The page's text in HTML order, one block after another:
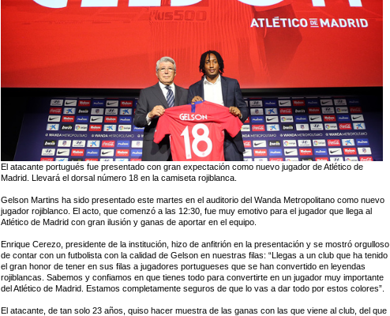
El atacante portugués fue presentado con gran expectación como nuevo jugador de Atlético de
Madrid. Llevará el dorsal número 18 en la camiseta rojiblanca.
Gelson Martins ha sido presentado este martes en el auditorio del Wanda Metropolitano como nuevo
jugador rojiblanco. El acto, que comenzó a las 12:30, fue muy emotivo para el jugador que llega al
Atlético de Madrid con gran ilusión y ganas de aportar en el equipo.
Enrique Cerezo, presidente de la institución, hizo de anfitrión en la presentación y se mostró orgulloso
de contar con un futbolista con la calidad de Gelson en nuestras filas: “Llegas a un club que ha tenido
el gran honor de tener en sus filas a jugadores portugueses que se han convertido en leyendas
rojiblancas. Sabemos y confiamos en que tienes todo para convertirte en un jugador muy importante
del Atlético de Madrid. Estamos completamente seguros de que lo vas a dar todo por estos colores”.
El atacante, de tan solo 23 años, quiso hacer muestra de las ganas con las que viene al club, del que